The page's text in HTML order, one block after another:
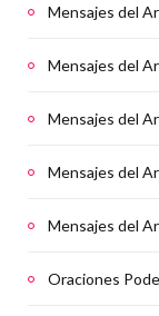
Mensajes del
Mensajes del
Mensajes del
Mensajes del
Mensajes del
Oraciones